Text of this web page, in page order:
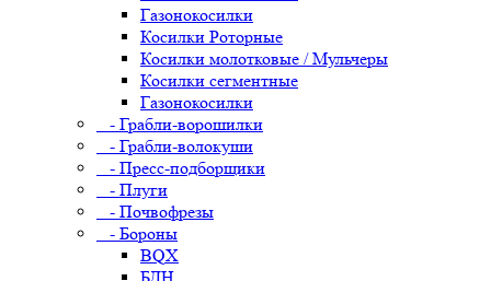
Газонокосилки
Косилки Роторные
Косилки молотковые / Мульчеры
Косилки сегментные
Газонокосилки
- Грабли-ворошилки
- Грабли-волокуши
- Пресс-подборщики
- Плуги
- Почвофрезы
- Бороны
BQX